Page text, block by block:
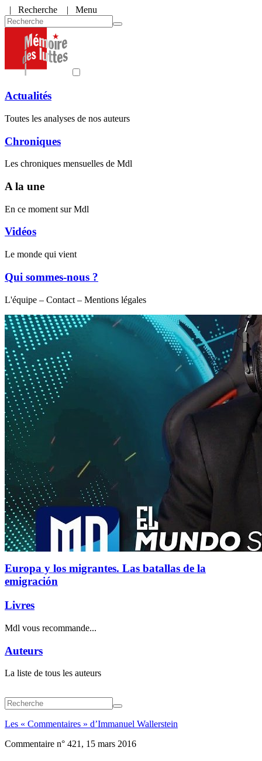
| Recherche | Menu
Actualités
Toutes les analyses de nos auteurs
Chroniques
Les chroniques mensuelles de Mdl
A la une
En ce moment sur Mdl
Vidéos
Le monde qui vient
Qui sommes-nous ?
L'équipe – Contact – Mentions légales
Europa y los migrantes. Las batallas de la
emigración
Livres
Mdl vous recommande...
Auteurs
La liste de tous les auteurs
Les « Commentaires » d’Immanuel Wallerstein
Commentaire n° 421, 15 mars 2016